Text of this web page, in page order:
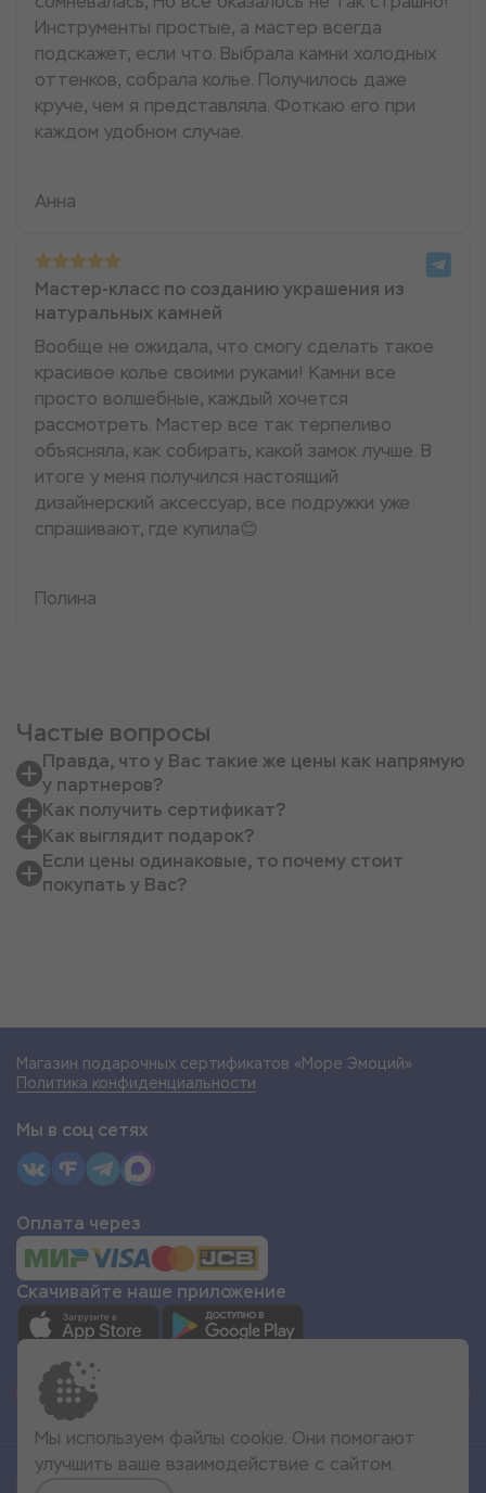
Инструменты простые, а мастер всегда
подскажет, если что. Выбрала камни холодных
оттенков, собрала колье. Получилось даже
круче, чем я представляла. Фоткаю его при
каждом удобном случае.
Анна
Мастер-класс по созданию украшения из
натуральных камней
Вообще не ожидала, что смогу сделать такое
красивое колье своими руками! Камни все
просто волшебные, каждый хочется
рассмотреть. Мастер все так терпеливо
объясняла, как собирать, какой замок лучше. В
итоге у меня получился настоящий
дизайнерский аксессуар, все подружки уже
спрашивают, где купила😊
Полина
Частые вопросы
Правда, что у Вас такие же цены как напрямую
у партнеров?
Как получить сертификат?
Как выглядит подарок?
Если цены одинаковые, то почему стоит
покупать у Вас?
Магазин подарочных сертификатов «Море Эмоций»
Политика конфиденциальности
Мы в соц сетях
Оплата через
Скачивайте наше приложение
Мы используем файлы cookie. Они помогают
улучшить ваше взаимодействие с сайтом.